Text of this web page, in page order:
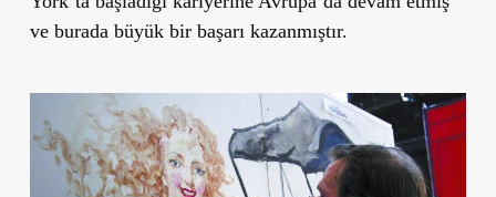
ve burada büyük bir başarı kazanmıştır.